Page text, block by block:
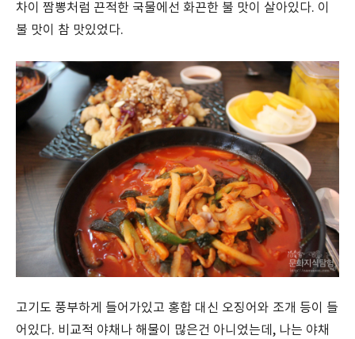
차이 짬뽕처럼 끈적한 국물에선 화끈한 불 맛이 살아있다. 이
불 맛이 참 맛있었다.
고기도 풍부하게 들어가있고 홍합 대신 오징어와 조개 등이 들
어있다. 비교적 야채나 해물이 많은건 아니었는데, 나는 야채